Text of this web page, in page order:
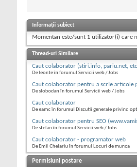
Informații subiect
Momentan este/sunt 1 utilizator(i) care
Thread-uri Similare
Caut colaborator (stiri.info, pariu.net,
De leonte în forumul Servicii web / Jobs
Caut colaborator pentru a scrie articole
De slobodan în forumul Servicii web / Jobs
Caut colaborator
De eamc în forumul Discutii generale privind
Caut colaborator pentru SEO
De stefan în forumul Servicii web / Jobs
Caut colaborator - programator web
De Emil Chelariu în forumul Locuri de munca
Permisiuni postare